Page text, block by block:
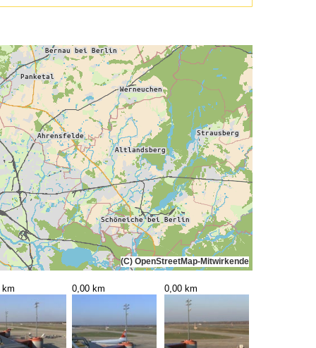
(C) OpenStreetMap-Mitwirkende
km 0,00 km 0,00 km